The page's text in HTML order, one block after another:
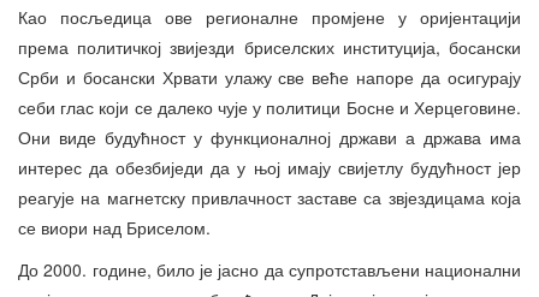
Као посљедица ове регионалне промјене у оријентацији
према политичкој звијезди бриселских институција, босански
Срби и босански Хрвати улажу све веће напоре да осигурају
себи глас који се далеко чује у политици Босне и Херцеговине.
Они виде будућност у функционалној држави а држава има
интерес да обезбиједи да у њој имају свијетлу будућност јер
реагује на магнетску привлачност заставе са звјездицама која
се виори над Бриселом.
До 2000. године, било је јасно да супротстављени национални